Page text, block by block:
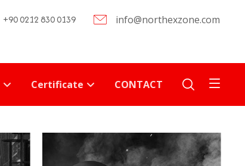
info@northexzone.com
+90 0212 830 0139
Certificate CONTACT